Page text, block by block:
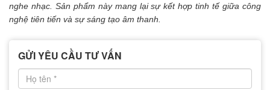
nghe nhạc. Sản phẩm này mang lại sự kết hợp tinh tế giữa công
nghệ tiên tiến và sự sáng tạo âm thanh.
GỬI YÊU CẦU TƯ VẤN